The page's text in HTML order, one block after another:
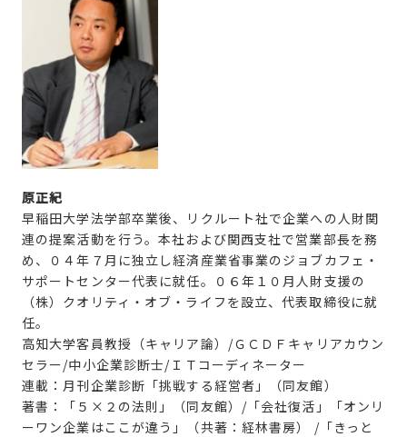
原正紀
早稲田大学法学部卒業後、リクルート社で企業への人財関
連の提案活動を行う。本社および関西支社で営業部長を務
め、０４年７月に独立し経済産業省事業のジョブカフェ・
サポートセンター代表に就任。０６年１０月人財支援の
（株）クオリティ・オブ・ライフを設立、代表取締役に就
任。
高知大学客員教授（キャリア論）/ＧＣＤＦキャリアカウン
セラー/中小企業診断士/ＩＴコーディネーター
連載：月刊企業診断「挑戦する経営者」（同友館）
著書：「５×２の法則」（同友館）/「会社復活」「オンリ
ーワン企業はここが違う」（共著：経林書房） /「きっと